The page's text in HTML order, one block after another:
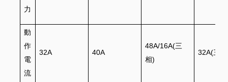
力
動
作
電
流
32A 40A
48A/16A(三
相)
32A(三